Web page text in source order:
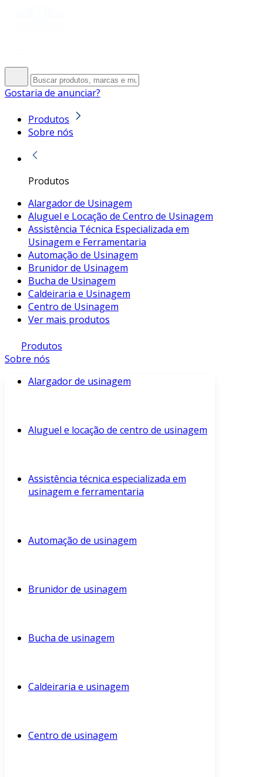
Gostaria de anunciar?
Produtos
Sobre nós
Produtos
Alargador de Usinagem
Aluguel e Locação de Centro de Usinagem
Assistência Técnica Especializada em
Usinagem e Ferramentaria
Automação de Usinagem
Brunidor de Usinagem
Bucha de Usinagem
Caldeiraria e Usinagem
Centro de Usinagem
Ver mais produtos
Produtos
Sobre nós
Alargador de usinagem
Aluguel e locação de centro de usinagem
Assistência técnica especializada em
usinagem e ferramentaria
Automação de usinagem
Brunidor de usinagem
Bucha de usinagem
Caldeiraria e usinagem
Centro de usinagem